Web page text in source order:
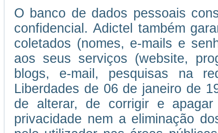
O banco de dados pessoais
confidencial. Adictel também
coletados (nomes, e-mails e
aos seus serviços (website,
blogs, e-mail, pesquisas na
Liberdades de 06 de janeiro de
de alterar, de corrigir e
privacidade nem a eliminação